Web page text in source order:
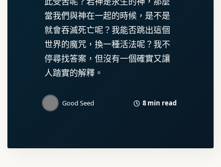
當我們與神在一起的時候，是不是
就會吞滅死亡呢？我能否跳出這個
世界的魔咒，換一種活法呢？我不
停尋找答案，但沒有一個確實又讓
人踏實的解釋。
Good Seed 8 min read